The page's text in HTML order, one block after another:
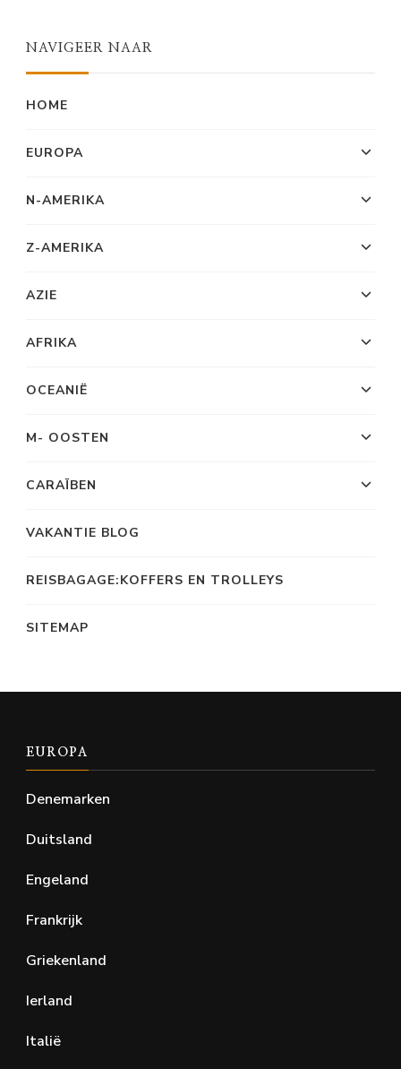
NAVIGEER NAAR
HOME
EUROPA
N-AMERIKA
Z-AMERIKA
AZIE
AFRIKA
OCEANIË
M- OOSTEN
CARAÏBEN
VAKANTIE BLOG
REISBAGAGE:KOFFERS EN TROLLEYS
SITEMAP
EUROPA
Denemarken
Duitsland
Engeland
Frankrijk
Griekenland
Ierland
Italië